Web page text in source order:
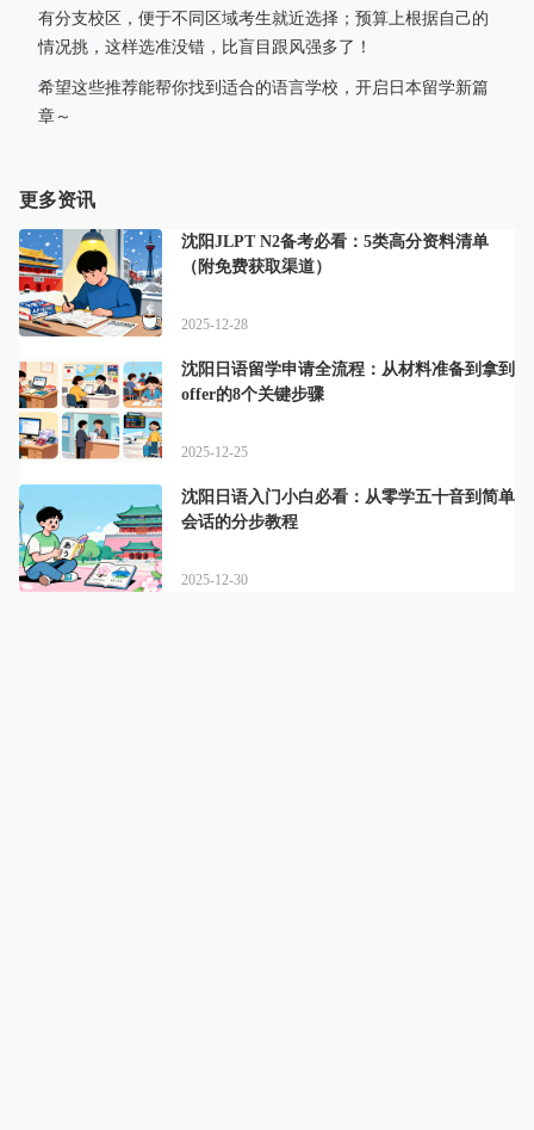
有分支校区，便于不同区域考生就近选择；预算上根据自己的
情况挑，这样选准没错，比盲目跟风强多了！
希望这些推荐能帮你找到适合的语言学校，开启日本留学新篇
章～
更多资讯
沈阳JLPT N2备考必看：5类高分资料清单
（附免费获取渠道）
2025-12-28
沈阳日语留学申请全流程：从材料准备到拿到
offer的8个关键步骤
2025-12-25
沈阳日语入门小白必看：从零学五十音到简单
会话的分步教程
2025-12-30